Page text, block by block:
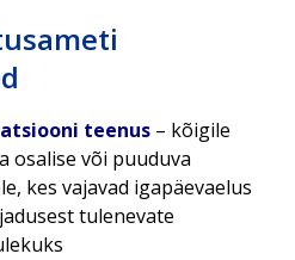
teenus – kõigile
osalise või puuduva
kes vajavad igapäevaelus
tulenevate